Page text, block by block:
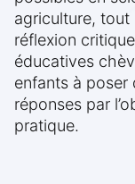
agriculture, tout
réflexion
éducatives
enfants à poser
réponses par
pratique.